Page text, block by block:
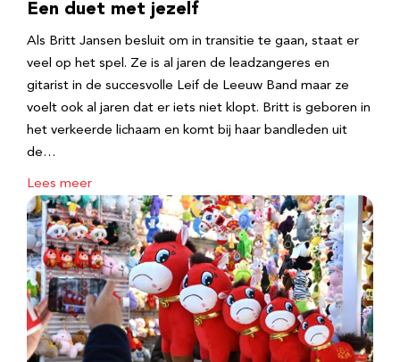
Een duet met jezelf
Als Britt Jansen besluit om in transitie te gaan, staat er
veel op het spel. Ze is al jaren de leadzangeres en
gitarist in de succesvolle Leif de Leeuw Band maar ze
voelt ook al jaren dat er iets niet klopt. Britt is geboren in
het verkeerde lichaam en komt bij haar bandleden uit
de…
Lees meer